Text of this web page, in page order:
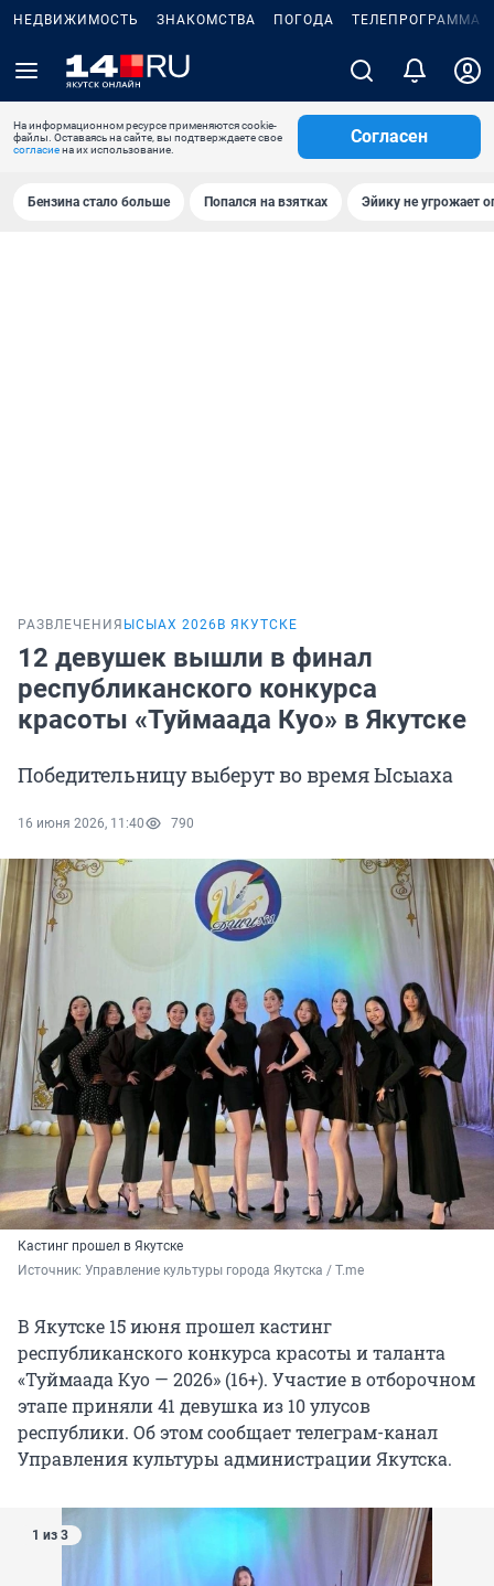
НЕДВИЖИМОСТЬ ЗНАКОМСТВА ПОГОДА ТЕЛЕПРОГРАММА
На информационном ресурсе применяются cookie-
файлы. Оставаясь на сайте, вы подтверждаете свое
согласиена их использование.
Согласен
Бензина стало больше Попался на взятках Эйику не угрожает
РАЗВЛЕЧЕНИЯ ЫСЫАХ 2026 В ЯКУТСКЕ
12 девушек вышли в финал
республиканского конкурса
красоты «Туймаада Куо» в Якутске
Победительницу выберут во время Ысыаха
16 июня 2026, 11:40 790
Кастинг прошел в Якутске
Источник: Управление культуры города Якутска / T.me
В Якутске 15 июня прошел кастинг
республиканского конкурса красоты и таланта
«Туймаада Куо — 2026» (16+). Участие в отборочном
этапе приняли 41 девушка из 10 улусов
республики. Об этом сообщает телеграм-канал
Управления культуры администрации Якутска.
1 из 3